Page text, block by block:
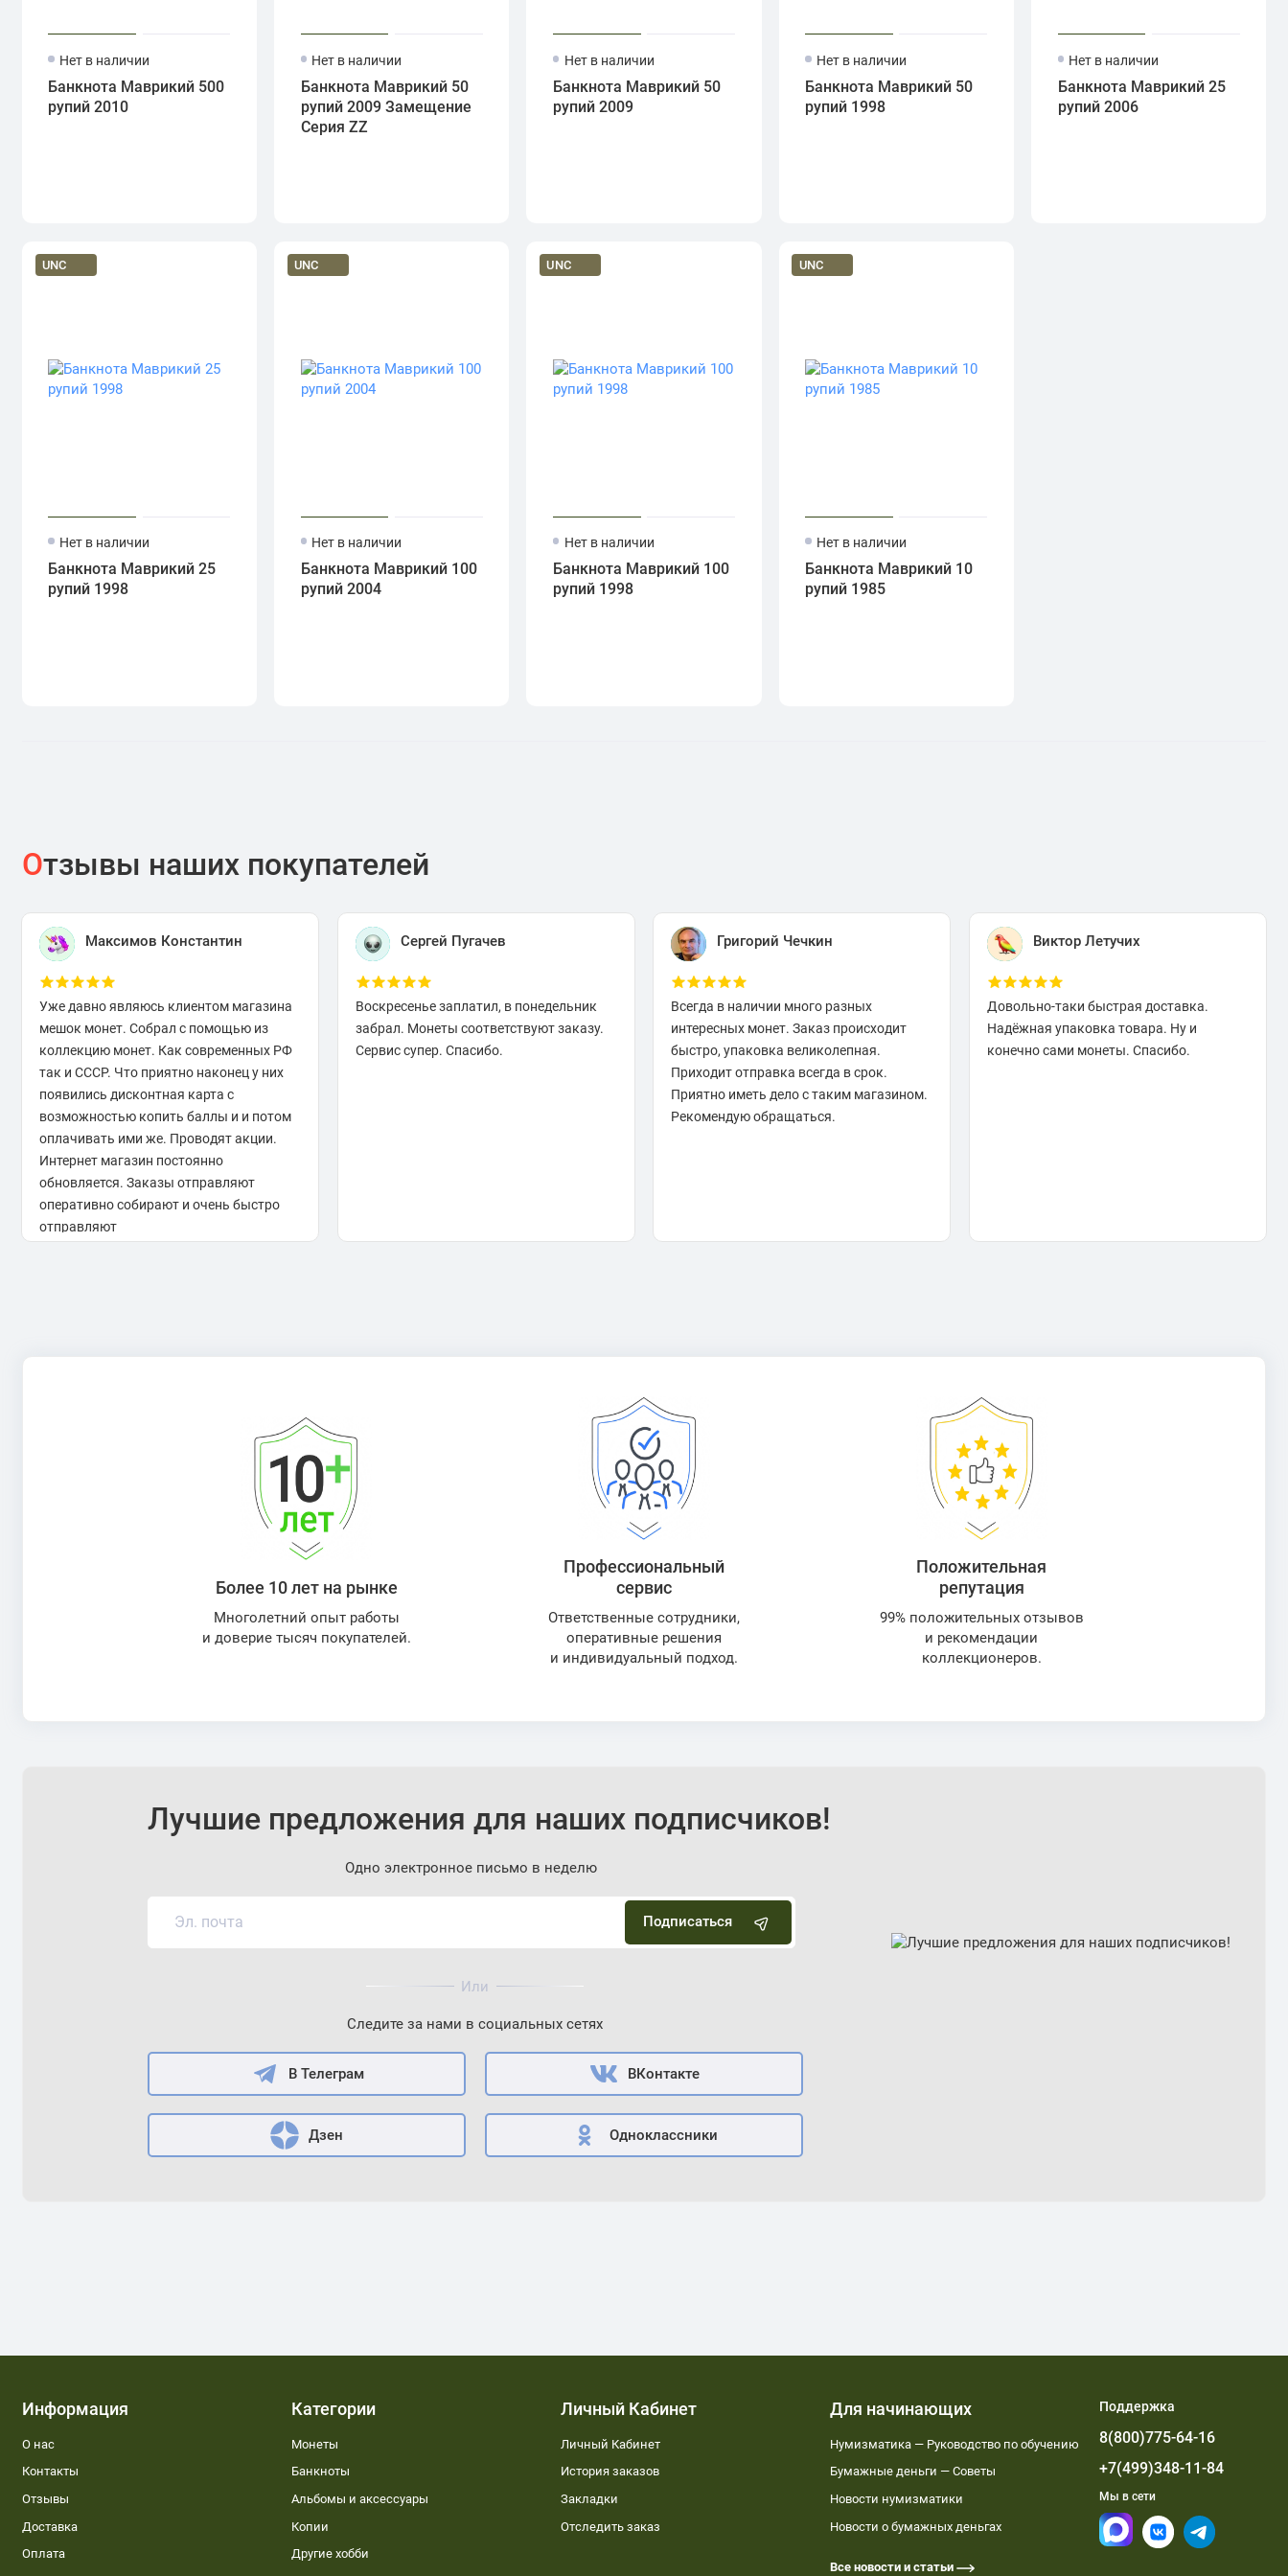
Нет в наличии
Банкнота Маврикий 500
рупий 2010
Нет в наличии
Банкнота Маврикий 50
рупий 2009 Замещение
Серия ZZ
Нет в наличии
Банкнота Маврикий 50
рупий 2009
Нет в наличии
Банкнота Маврикий 50
рупий 1998
Нет в наличии
Банкнота Маврикий 25
рупий 2006
UNC
Нет в наличии
Банкнота Маврикий 25
рупий 1998
UNC
Нет в наличии
Банкнота Маврикий 100
рупий 2004
UNC
Нет в наличии
Банкнота Маврикий 100
рупий 1998
UNC
Нет в наличии
Банкнота Маврикий 10
рупий 1985
Отзывы наших покупателей
Максимов Константин
Уже давно являюсь клиентом магазина
мешок монет. Собрал с помощью из
коллекцию монет. Как современных РФ
так и СССР. Что приятно наконец у них
появились дисконтная карта с
возможностью копить баллы и и потом
оплачивать ими же. Проводят акции.
Интернет магазин постоянно
обновляется. Заказы отправляют
оперативно собирают и очень быстро
отправляют
Сергей Пугачев
Воскресенье заплатил, в понедельник
забрал. Монеты соответствуют заказу.
Сервис супер. Спасибо.
Григорий Чечкин
Всегда в наличии много разных
интересных монет. Заказ происходит
быстро, упаковка великолепная.
Приходит отправка всегда в срок.
Приятно иметь дело с таким магазином.
Рекомендую обращаться.
Виктор Летучих
Довольно-таки быстрая доставка.
Надёжная упаковка товара. Ну и
конечно сами монеты. Спасибо.
Более 10 лет на рынке
Многолетний опыт работы
и доверие тысяч покупателей.
Профессиональный
сервис
Ответственные сотрудники,
оперативные решения
и индивидуальный подход.
Положительная
репутация
99% положительных отзывов
и рекомендации
коллекционеров.
Лучшие предложения для наших подписчиков!
Одно электронное письмо в неделю
Подписаться
Или
Следите за нами в социальных сетях
В Телеграм ВКонтакте
Дзен Одноклассники
Информация
О нас
Контакты
Отзывы
Доставка
Оплата
Категории
Монеты
Банкноты
Альбомы и аксессуары
Копии
Другие хобби
Личный Кабинет
Личный Кабинет
История заказов
Закладки
Отследить заказ
Для начинающих
Нумизматика — Руководство по обучению
Бумажные деньги — Советы
Новости нумизматики
Новости о бумажных деньгах
Все новости и статьи
Поддержка
8(800)775-64-16
+7(499)348-11-84
Мы в сети